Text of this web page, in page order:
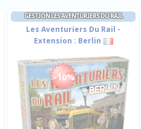
GESTION LES AVENTURIERS DU RAIL
Les Aventuriers Du Rail -
Extension : Berlin
-10%